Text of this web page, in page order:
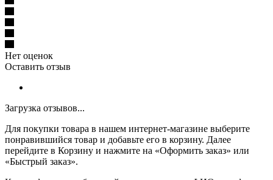
Нет оценок
Оставить отзыв
Загрузка отзывов...
Для покупки товара в нашем интернет-магазине выберите
понравившийся товар и добавьте его в корзину. Далее
перейдите в Корзину и нажмите на «Оформить заказ» или
«Быстрый заказ».